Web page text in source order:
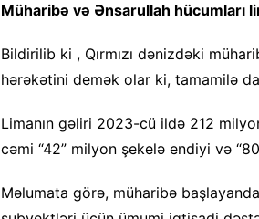
Müharibə və Ənsarullah hücumları
Bildirilib ki , Qırmızı dənizdəki
hərəkətini demək olar ki, tamamilə
Limanın gəliri 2023-cü ildə 212
cəmi “42” milyon şekelə endiyi və
Məlumata görə, müharibə